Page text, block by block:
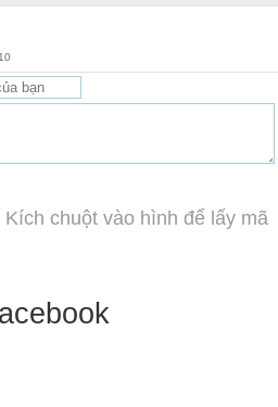
Kích chuột vào hình để lấy mã